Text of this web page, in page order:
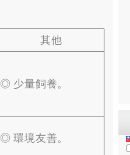
其他
◎ 少量飼養。
◎ 環境友善。